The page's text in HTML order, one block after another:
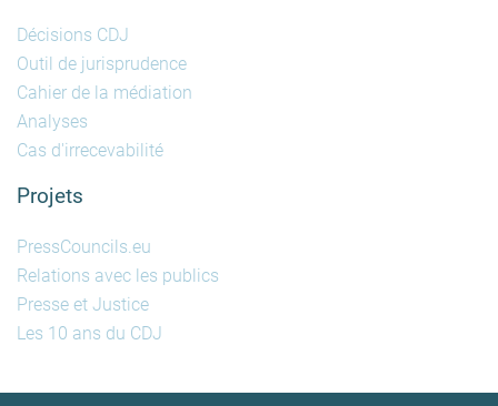
Décisions CDJ
Outil de jurisprudence
Cahier de la médiation
Analyses
Cas d'irrecevabilité
Projets
PressCouncils.eu
Relations avec les publics
Presse et Justice
Les 10 ans du CDJ